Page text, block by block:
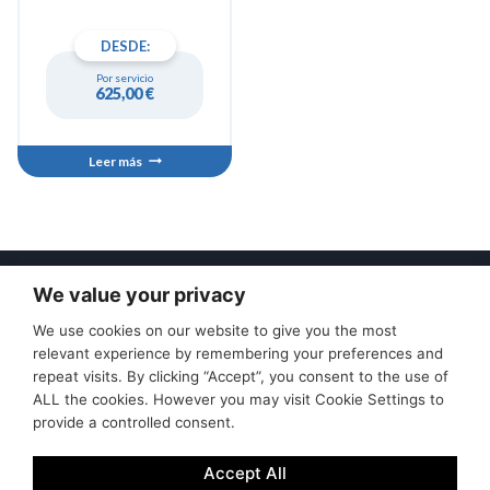
DESDE:
Por servicio
625,00€
Leer más
Excursiones
Condiciones de anulación
Política de privacidad
Condiciones de uso
Contacte con nosotros
We value your privacy
We use cookies on our website to give you the most
relevant experience by remembering your preferences and
repeat visits. By clicking “Accept”, you consent to the use of
ALL the cookies. However you may visit Cookie Settings to
provide a controlled consent.
Accept All